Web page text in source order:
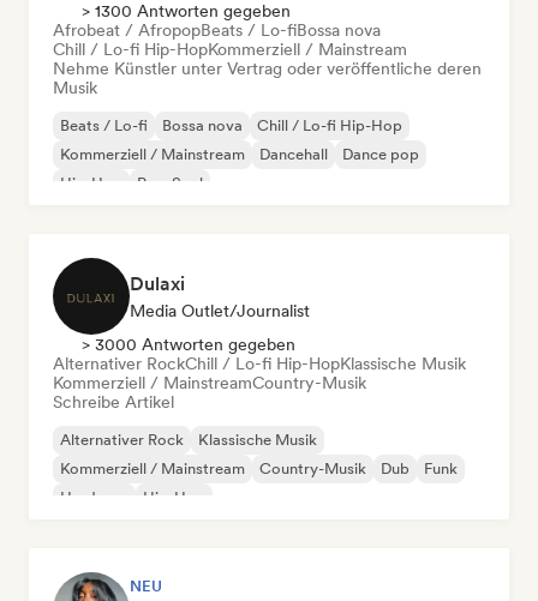
> 1300 Antworten gegeben
Afrobeat / AfropopBeats / Lo-fiBossa nova
Chill / Lo-fi Hip-HopKommerziell / Mainstream
Nehme Künstler unter Vertrag oder veröffentliche deren
Musik
Beats / Lo-fi Bossa nova
Chill / Lo-fi Hip-Hop
Kommerziell / Mainstream
Dancehall
Dance pop
Hip-Hop
Pop-Soul
Dulaxi
Media Outlet/Journalist
> 3000 Antworten gegeben
Alternativer RockChill / Lo-fi Hip-HopKlassische Musik
Kommerziell / MainstreamCountry-Musik
Schreibe Artikel
Alternativer Rock
Klassische Musik
Kommerziell / Mainstream
Country-Musik Dub
Funk
Hardcore
Hip-Hop
NEU